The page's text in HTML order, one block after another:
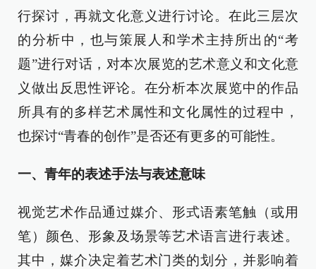
行探讨，再就文化意义进行讨论。在此三层次
的分析中，也与策展人和学术主持所出的“考
题”进行对话，对本次展览的艺术意义和文化意
义做出反思性评论。在分析本次展览中的作品
所具有的多样艺术属性和文化属性的过程中，
也探讨“青春的创作”是否还有更多的可能性。
一、青年的表述手法与表述意味
视觉艺术作品通过媒介、形式语素笔触（或用
笔）颜色、形象及场景等艺术语言进行表述。
其中，媒介决定着艺术门类的划分，并影响着